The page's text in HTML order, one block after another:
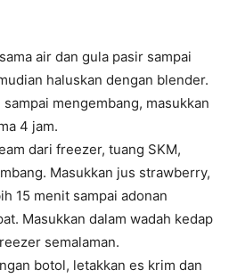
air dan gula pasir sampai
haluskan dengan blender.
mengembang, masukkan
4 jam.
dari freezer, tuang SKM,
Masukkan jus strawberry,
15 menit sampai adonan
Masukkan dalam wadah kedap
semalaman.
botol, letakkan es krim dan